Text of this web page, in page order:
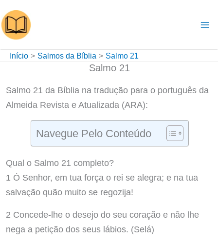
para
o
conteúdo
Início Salmos da Bíblia Salmo 21
Salmo 21
Salmo 21 da Bíblia na tradução para o português da
Almeida Revista e Atualizada (ARA):
Navegue Pelo Conteúdo
Qual o Salmo 21 completo?
1 Ó Senhor, em tua força o rei se alegra; e na tua
salvação quão muito se regozija!
2 Concede-lhe o desejo do seu coração e não lhe
nega a petição dos seus lábios. (Selá)